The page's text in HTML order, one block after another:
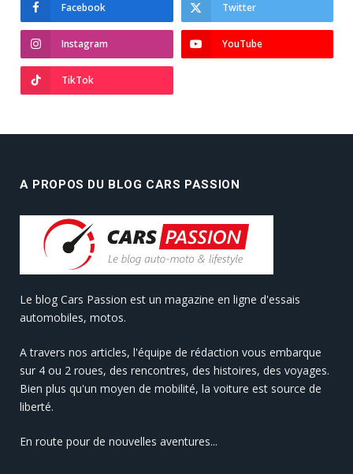
Facebook Twitter
Instagram YouTube
TikTok
A PROPOS DU BLOG CARS PASSION
Le blog Cars Passion est un magazine en ligne d'essais
automobiles, motos.
A travers nos articles, l'équipe de rédaction vous embarque
sur 4 ou 2 roues, des rencontres, des histoires, des voyages.
Bien plus qu'un moyen de mobilité, la voiture est source de
liberté.
En route pour de nouvelles aventures...